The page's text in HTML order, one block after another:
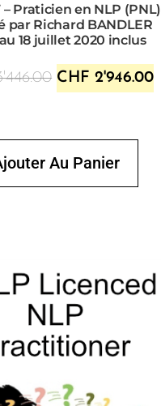
– Praticien en NLP (PNL)
par Richard BANDLER
au 18 juillet 2020 inclus
CHF 2'946.00
Au Panier